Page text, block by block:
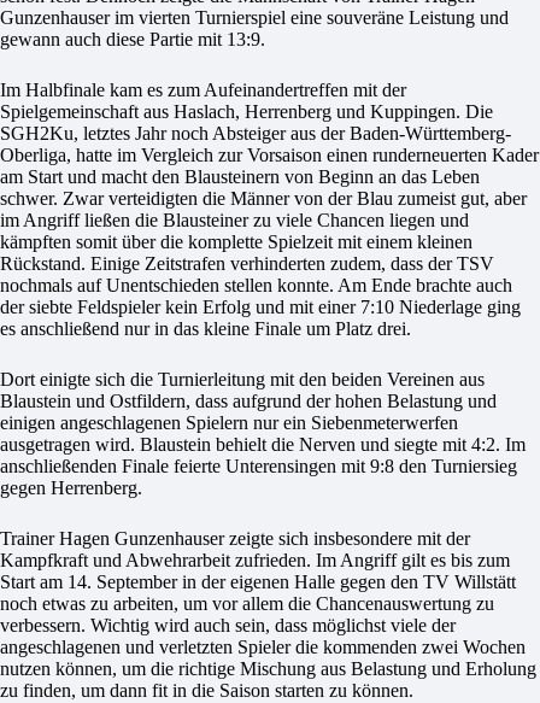
Gunzenhauser im vierten Turnierspiel eine souveräne Leistung und
gewann auch diese Partie mit 13:9.
Im Halbfinale kam es zum Aufeinandertreffen mit der
Spielgemeinschaft aus Haslach, Herrenberg und Kuppingen. Die
SGH2Ku, letztes Jahr noch Absteiger aus der Baden-Württemberg-
Oberliga, hatte im Vergleich zur Vorsaison einen runderneuerten Kader
am Start und macht den Blausteinern von Beginn an das Leben
schwer. Zwar verteidigten die Männer von der Blau zumeist gut, aber
im Angriff ließen die Blausteiner zu viele Chancen liegen und
kämpften somit über die komplette Spielzeit mit einem kleinen
Rückstand. Einige Zeitstrafen verhinderten zudem, dass der TSV
nochmals auf Unentschieden stellen konnte. Am Ende brachte auch
der siebte Feldspieler kein Erfolg und mit einer 7:10 Niederlage ging
es anschließend nur in das kleine Finale um Platz drei.
Dort einigte sich die Turnierleitung mit den beiden Vereinen aus
Blaustein und Ostfildern, dass aufgrund der hohen Belastung und
einigen angeschlagenen Spielern nur ein Siebenmeterwerfen
ausgetragen wird. Blaustein behielt die Nerven und siegte mit 4:2. Im
anschließenden Finale feierte Unterensingen mit 9:8 den Turniersieg
gegen Herrenberg.
Trainer Hagen Gunzenhauser zeigte sich insbesondere mit der
Kampfkraft und Abwehrarbeit zufrieden. Im Angriff gilt es bis zum
Start am 14. September in der eigenen Halle gegen den TV Willstätt
noch etwas zu arbeiten, um vor allem die Chancenauswertung zu
verbessern. Wichtig wird auch sein, dass möglichst viele der
angeschlagenen und verletzten Spieler die kommenden zwei Wochen
nutzen können, um die richtige Mischung aus Belastung und Erholung
zu finden, um dann fit in die Saison starten zu können.